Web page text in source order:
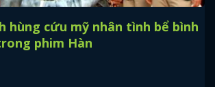
hùng cứu mỹ nhân tình bể bình
phim Hàn